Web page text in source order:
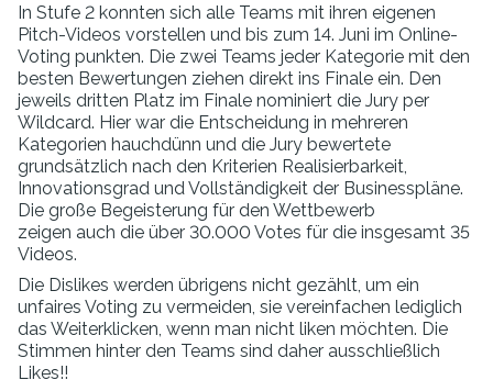
In Stufe 2 konnten sich alle Teams mit ihren eigenen
Pitch-Videos vorstellen und bis zum 14. Juni im Online-
Voting punkten. Die zwei Teams jeder Kategorie mit den
besten Bewertungen ziehen direkt ins Finale ein. Den
jeweils dritten Platz im Finale nominiert die Jury per
Wildcard. Hier war die Entscheidung in mehreren
Kategorien hauchdünn und die Jury bewertete
grundsätzlich nach den Kriterien Realisierbarkeit,
Innovationsgrad und Vollständigkeit der Businesspläne.
Die große Begeisterung für den Wettbewerb
zeigen auch die über 30.000 Votes für die insgesamt 35
Videos.
Die Dislikes werden übrigens nicht gezählt, um ein
unfaires Voting zu vermeiden, sie vereinfachen lediglich
das Weiterklicken, wenn man nicht liken möchten. Die
Stimmen hinter den Teams sind daher ausschließlich
Likes!!